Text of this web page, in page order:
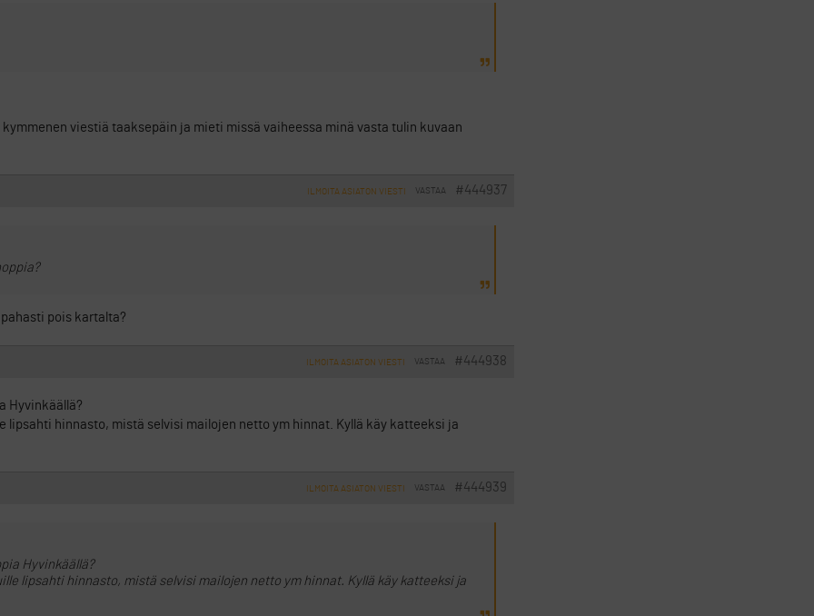
viestiä taaksepäin ja mieti missä vaiheessa minä vasta tulin kuvaan
#444937
VASTAA
ILMOITA ASIATON VIESTI
pois kartalta?
#444938
VASTAA
ILMOITA ASIATON VIESTI
Hyvinkäällä?
hinnasto, mistä selvisi mailojen netto ym hinnat. Kyllä käy katteeksi ja
#444939
VASTAA
ILMOITA ASIATON VIESTI
Hyvinkäällä?
lipsahti hinnasto, mistä selvisi mailojen netto ym hinnat. Kyllä käy katteeksi ja